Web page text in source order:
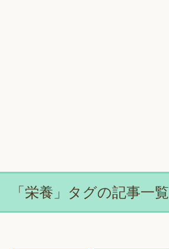
「栄養」タグの記事一覧